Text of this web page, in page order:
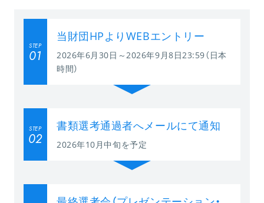
STEP
01
当財団HPよりWEBエントリー
2026年6月30日～2026年9月8日23:59（日本
時間）
STEP
02
書類選考通過者へメールにて通知
2026年10月中旬を予定